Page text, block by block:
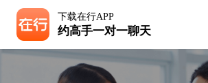
下载在行APP
约高手一对一聊天